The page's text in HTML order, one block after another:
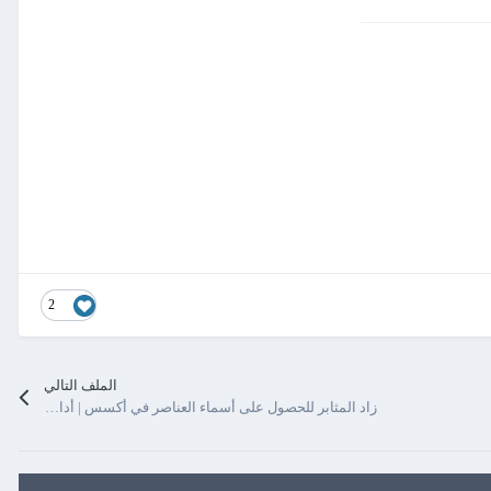
2
الملف التالي
زاد المثابر للحصول على أسماء العناصر في أكسس | أداة رائعة للمطورين